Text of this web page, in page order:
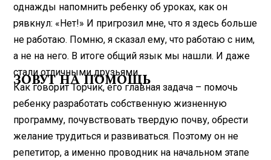
однажды напомнить ребенку об уроках, как он
рявкнул: «Нет!» И пригрозил мне, что я здесь больше
не работаю. Помню, я сказал ему, что работаю с ним,
а не на него. В итоге общий язык мы нашли. И даже
стали отличными друзьями.
ЗОВУТ НА ПОМОЩЬ
Как говорит Торчик, его главная задача – помочь
ребенку разработать собственную жизненную
программу, почувствовать твердую почву, обрести
желание трудиться и развиваться. Поэтому он не
репетитор, а именно проводник на начальном этапе